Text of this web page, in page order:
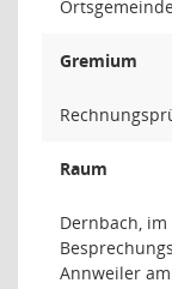
Gremium
Raum
Dernbach,
Annweiler